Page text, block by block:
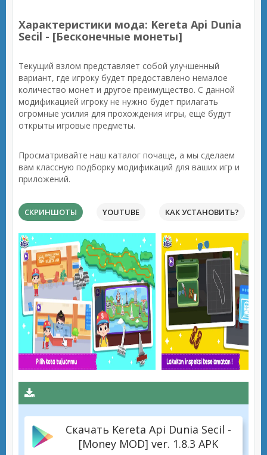
Характеристики мода: Kereta Api Dunia
Secil - [Бесконечные монеты]
Текущий взлом представляет собой улучшенный
вариант, где игроку будет предоставлено немалое
количество монет и другое преимущество. С данной
модификацией игроку не нужно будет прилагать
огромные усилия для прохождения игры, ещё будут
открыты игровые предметы.
Просматривайте наш каталог почаще, а мы сделаем
вам классную подборку модификаций для ваших игр и
приложений.
СКРИНШОТЫ YOUTUBE КАК УСТАНОВИТЬ?
Скачать Kereta Api Dunia Secil -
[Money MOD] ver. 1.8.3 APK